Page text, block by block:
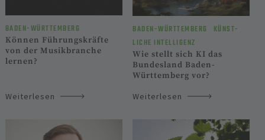
BADEN-WÜRTTEM­BERG
Können Führungskräfte
von der Musikbranche
lernen?
Weiterlesen
BADEN-WÜRTTEM­BERG
KÜNST­
LICHE INTELLI­GENZ
Wie stellt sich KI das
Bundesland Baden-
Württemberg vor?
Weiterlesen